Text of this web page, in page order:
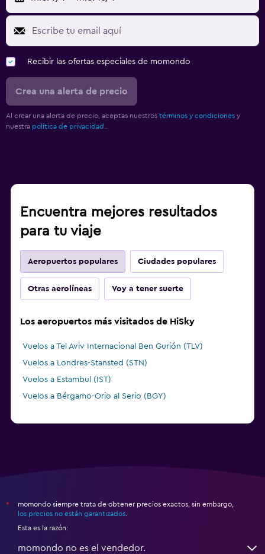
Recibir las ofertas especiales de momondo
Crea una alerta de precio
Al crear una alerta de precio, aceptas nuestros términos y condiciones y
nuestra política de privacidad.
Encuentra mejores resultados
para tu viaje
Aeropuertos populares Ciudades populares
Otras aerolíneas Voy a tener suerte
Los aeropuertos más visitados de HiSky
Vuelos a Tel Aviv Internacional Ben Gurión (TLV)
Vuelos a Londres-Stansted (STN)
Vuelos a Estambul (IST)
Vuelos a Bérgamo-Orio al Serio (BGY)
*
momondo siempre trata de obtener precios exactos, sin embargo,
los precios no están garantizados
Esta es la razón:
momondo no es el vendedor.